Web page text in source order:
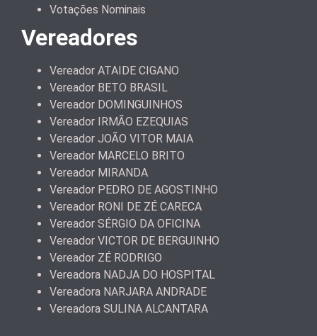
Votações Nominais
Vereadores
Vereador ATAIDE CIGANO
Vereador BETO BRASIL
Vereador DOMINGUINHOS
Vereador IRMÃO EZEQUIAS
Vereador JOÃO VITOR MAIA
Vereador MARCELO BRITO
Vereador MIRANDA
Vereador PEDRO DE AGOSTINHO
Vereador RONI DE ZÉ CARECA
Vereador SÉRGIO DA OFICINA
Vereador VICTOR DE BERGUINHO
Vereador ZÉ RODRIGO
Vereadora NADJA DO HOSPITAL
Vereadora NARJARA ANDRADE
Vereadora SULINA ALCANTARA